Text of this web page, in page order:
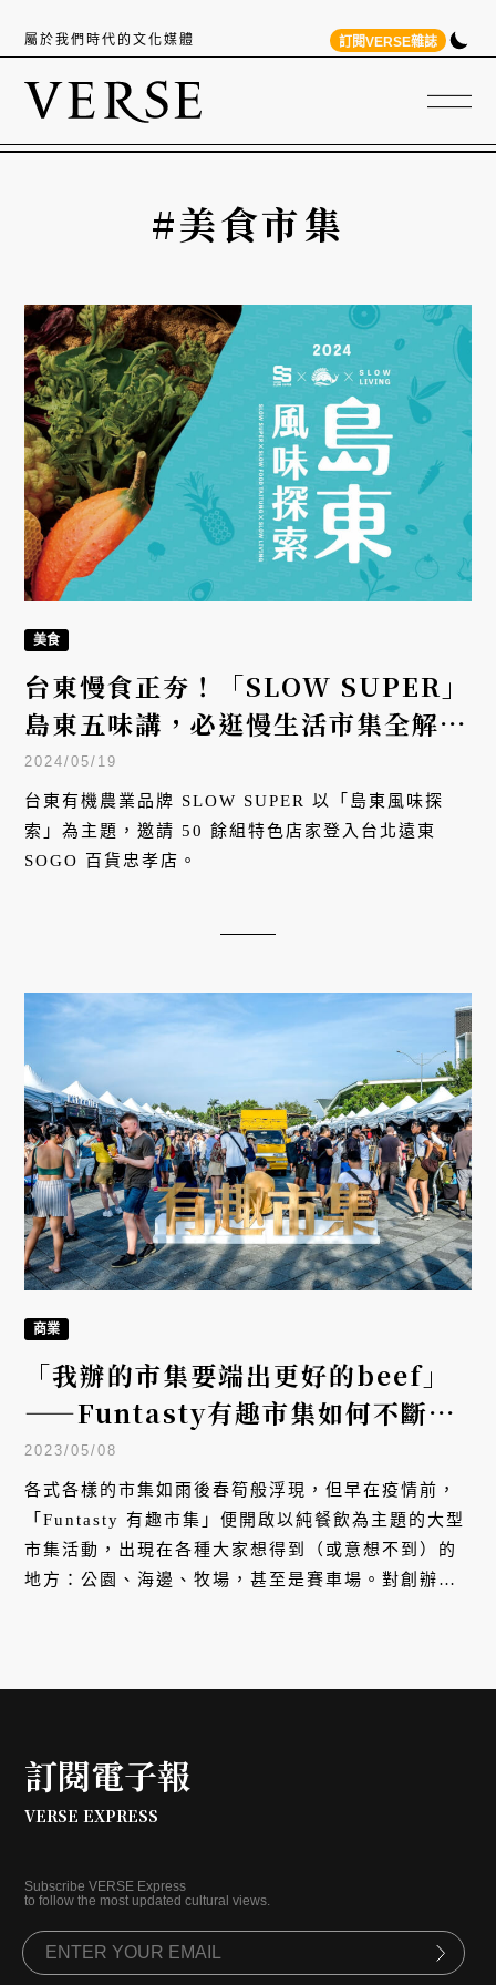
屬於我們時代的文化媒體 訂閱VERSE雜誌
#美食市集
美食
台東慢食正夯！「SLOW SUPER」
島東五味講，必逛慢生活市集全解
析：品茶、飲酒、嚐米、啖魚
2024/05/19
台東有機農業品牌 SLOW SUPER 以「島東風味探
索」為主題，邀請 50 餘組特色店家登入台北遠東
SOGO 百貨忠孝店。
商業
「我辦的市集要端出更好的beef」
——Funtasty有趣市集如何不斷創
造美食市集的新面貌？
2023/05/08
各式各樣的市集如雨後春筍般浮現，但早在疫情前，
「Funtasty 有趣市集」便開啟以純餐飲為主題的大型
市集活動，出現在各種大家想得到（或意想不到）的
地方：公園、海邊、牧場，甚至是賽車場。對創辦人
訂閱電子報
VERSE EXPRESS
Subscribe VERSE Express
to follow the most updated cultural views.